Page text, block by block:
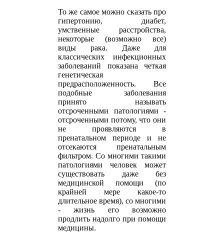
То же самое можно сказать про
гипертонию, диабет,
умственные расстройства,
некоторые (возможно все)
виды рака. Даже для
классических инфекционных
заболеваний показана четкая
генетическая
предрасположенность. Все
подобные заболевания
принято называть
отсроченными патологиями -
отсроченными потому, что они
не проявляются в
пренатальном периоде и не
отсекаются пренатальным
фильтром. Со многими такими
патологиями человек может
существовать даже без
медицинской помощи (по
крайней мере какое-то
длительное время), со многими
- жизнь его возможно
продлить надолго при помощи
медицины.